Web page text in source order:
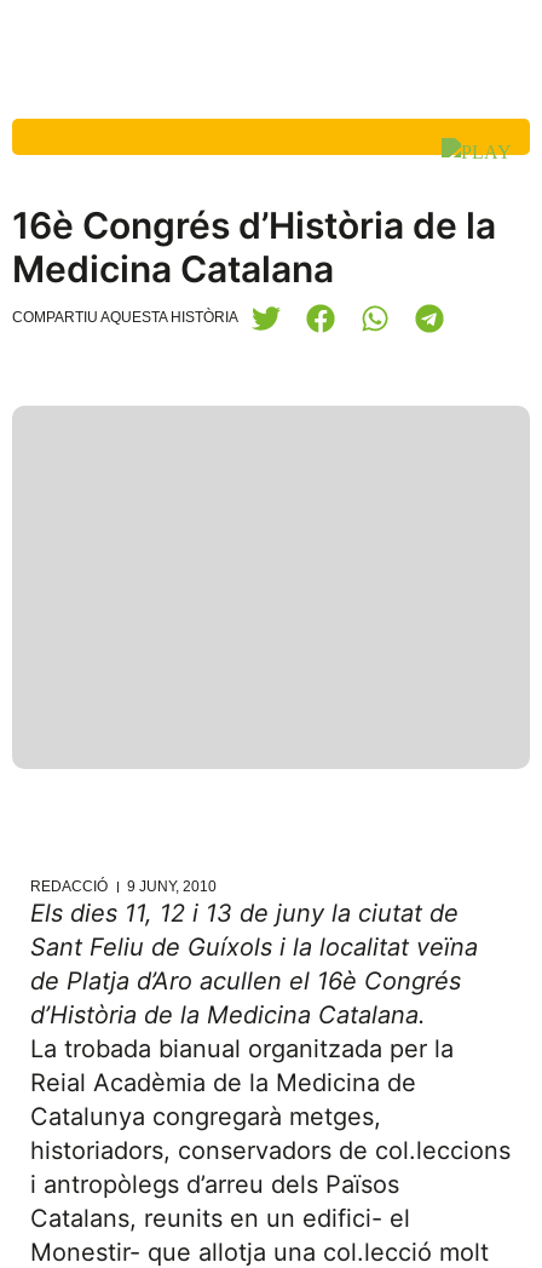
16è Congrés d’Història de la
Medicina Catalana
COMPARTIU AQUESTA HISTÒRIA
REDACCIÓ 9 JUNY, 2010
Els dies 11, 12 i 13 de juny la ciutat de
Sant Feliu de Guíxols i la localitat veïna
de Platja d’Aro acullen el 16è Congrés
d’Història de la Medicina Catalana.
La trobada bianual organitzada per la
Reial Acadèmia de la Medicina de
Catalunya congregarà metges,
historiadors, conservadors de col.leccions
i antropòlegs d’arreu dels Països
Catalans, reunits en un edifici- el
Monestir- que allotja una col.lecció molt